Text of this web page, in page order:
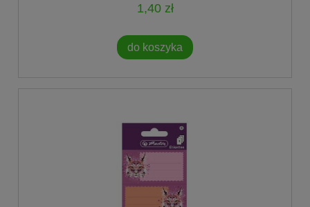
1,40 zł
do koszyka